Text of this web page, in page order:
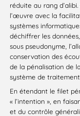
réduite au rang
l’œuvre avec la
systèmes
déchiffrer les
sous pseudonyme,
conservation des
de la pénalisation de
système de
En étendant le filet
« l’intention », en
et du contrôle